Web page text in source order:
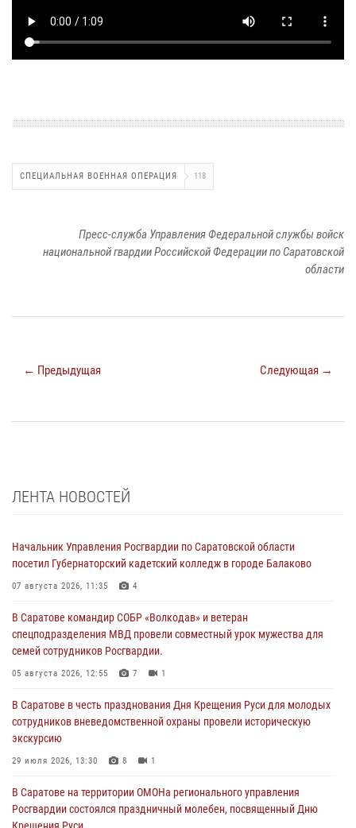
СПЕЦИАЛЬНАЯ ВОЕННАЯ ОПЕРАЦИЯ 118
Пресс-служба Управления Федеральной службы войск
национальной гвардии Российской Федерации по Саратовской
области
← Предыдущая Следующая →
ЛЕНТА НОВОСТЕЙ
Начальник Управления Росгвардии по Саратовской области
посетил Губернаторский кадетский колледж в городе Балаково
07 августа 2026, 11:35 4
В Саратове командир СОБР «Волкодав» и ветеран
спецподразделения МВД провели совместный урок мужества для
семей сотрудников Росгвардии.
05 августа 2026, 12:55 7 1
В Саратове в честь празднования Дня Крещения Руси для молодых
сотрудников вневедомственной охраны провели историческую
экскурсию
29 июля 2026, 13:30 8 1
В Саратове на территории ОМОНа регионального управления
Росгвардии состоялся праздничный молебен, посвященный Дню
Крещения Руси